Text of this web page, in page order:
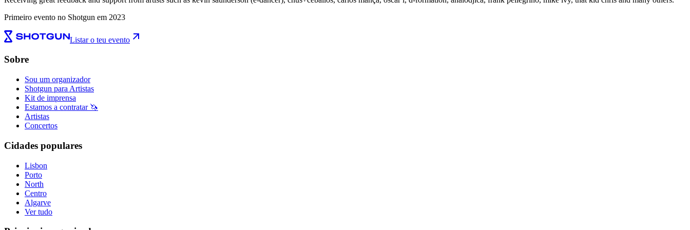
Primeiro evento no Shotgun em 2023
Listar o teu evento
Sobre
Sou um organizador
Shotgun para Artistas
Kit de imprensa
Estamos a contratar 🦄
Artistas
Concertos
Cidades populares
Lisbon
Porto
North
Centro
Algarve
Ver tudo